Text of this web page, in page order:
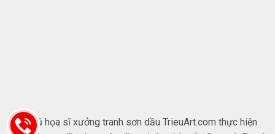
Đội ngũ họa sĩ xưởng tranh sơn dầu TrieuArt.com thực hiện